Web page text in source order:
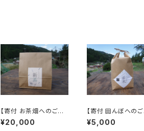
【寄付 お茶畑へのご支
援コース】「木こりがつく
ったお茶」480グラム
¥20,000
【寄付 田んぼへのご
援コース】「木こりが
ったお米」2キロ
¥5,000